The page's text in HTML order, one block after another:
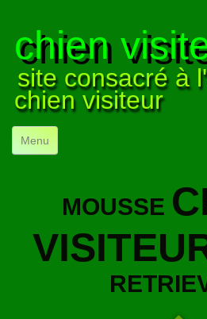
chien
site consacré à
chien visiteur
Menu
NOS VISITES ▼
NOTRE ACTIVITÉ▼
MOUSSE